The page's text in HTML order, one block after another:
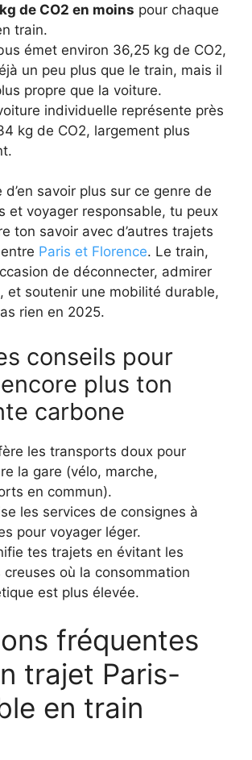
de CO2 en moins pour chaque
train.
émet environ 36,25 kg de CO2,
un peu plus que le train, mais il
propre que la voiture.
individuelle représente près
kg de CO2, largement plus
d’en savoir plus sur ce genre de
et voyager responsable, tu peux
ton savoir avec d’autres trajets
Paris et Florence. Le train,
de déconnecter, admirer
et soutenir une mobilité durable,
rien en 2025.
conseils pour
plus ton
carbone
les transports doux pour
la gare (vélo, marche,
en commun).
les services de consignes à
pour voyager léger.
tes trajets en évitant les
creuses où la consommation
est plus élevée.
fréquentes
trajet Paris-
en train